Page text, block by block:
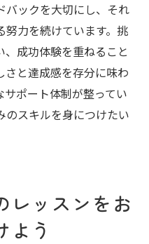
バックを大切にし、それ
努力を続けています。挑
成功体験を重ねること
と達成感を存分に味わ
ポート体制が整ってい
のスキルを身につけたい
レッスンをお
よう